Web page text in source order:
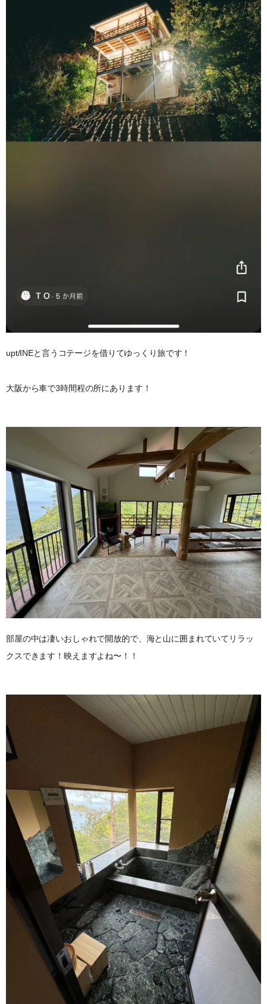
upt/INEと言うコテージを借りてゆっくり旅です！
大阪から車で3時間程の所にあります！
部屋の中は凄いおしゃれで開放的で、海と山に囲まれていてリラッ
クスできます！映えますよね〜！！